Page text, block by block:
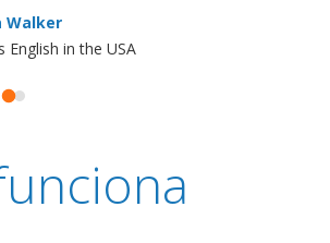
Walker
English in the USA